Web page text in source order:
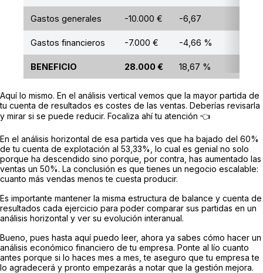
Gastos generales -10.000 € -6,67
Gastos financieros -7.000 € -4,66 %
BENEFICIO 28.000 € 18,67 %
Aquí lo mismo. En el análisis vertical vemos que la mayor partida de
tu cuenta de resultados es costes de las ventas. Deberías revisarla
y mirar si se puede reducir. Focaliza ahí tu atención 👈
En el análisis horizontal de esa partida ves que ha bajado del 60%
de tu cuenta de explotación al 53,33%, lo cual es genial no solo
porque ha descendido sino porque, por contra, has aumentado las
ventas un 50%. La conclusión es que tienes un negocio escalable:
cuanto más vendas menos te cuesta producir.
Es importante mantener la misma estructura de balance y cuenta de
resultados cada ejercicio para poder comparar sus partidas en un
análisis horizontal y ver su evolución interanual.
Bueno, pues hasta aquí puedo leer, ahora ya sabes cómo hacer un
análisis económico financiero de tu empresa. Ponte al lío cuanto
antes porque si lo haces mes a mes, te aseguro que tu empresa te
lo agradecerá y pronto empezarás a notar que la gestión mejora.